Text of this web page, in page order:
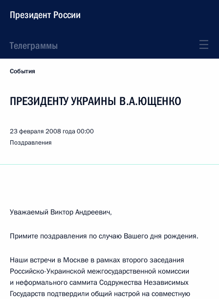
Президент России
Телеграммы
События
ПРЕЗИДЕНТУ УКРАИНЫ В.А.ЮЩЕНКО
23 февраля 2008 года00:00
Поздравления
Уважаемый Виктор Андреевич,
Примите поздравления по случаю Вашего дня рождения.
Наши встречи в Москве в рамках второго заседания
Российско-Украинской межгосударственной комиссии
и неформального саммита Содружества Независимых
Государств подтвердили общий настрой на совместную